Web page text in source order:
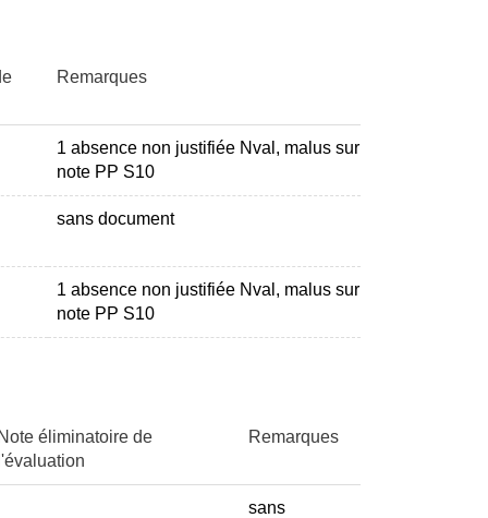
Remarques
1 absence non justifiée Nval, malus sur
note PP S10
sans document
1 absence non justifiée Nval, malus sur
note PP S10
Note éliminatoire de
l'évaluation
Remarques
sans